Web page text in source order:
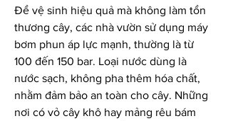
Để vệ sinh hiệu quả mà không làm tổn
thương cây, các nhà vườn sử dụng máy
bơm phun áp lực mạnh, thường là từ
100 đến 150 bar. Loại nước dùng là
nước sạch, không pha thêm hóa chất,
nhằm đảm bảo an toàn cho cây. Những
nơi có vỏ cây khô hay mảng rêu bám